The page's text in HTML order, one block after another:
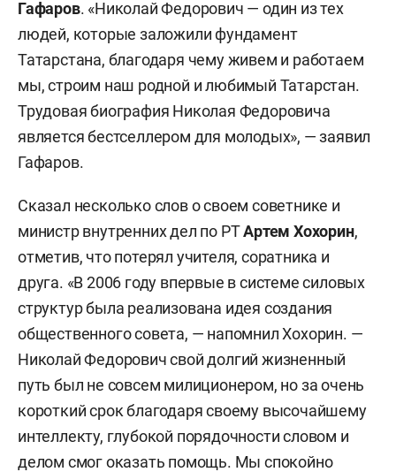
Гафаров. «Николай Федорович — один из тех
людей, которые заложили фундамент
Татарстана, благодаря чему живем и работаем
мы, строим наш родной и любимый Татарстан.
Трудовая биография Николая Федоровича
является бестселлером для молодых», — заявил
Гафаров.
Сказал несколько слов о своем советнике и
министр внутренних дел по РТАртем Хохорин,
отметив, что потерял учителя, соратника и
друга. «В 2006 году впервые в системе силовых
структур была реализована идея создания
общественного совета, — напомнил Хохорин. —
Николай Федорович свой долгий жизненный
путь был не совсем милиционером, но за очень
короткий срок благодаря своему высочайшему
интеллекту, глубокой порядочности словом и
делом смог оказать помощь. Мы спокойно